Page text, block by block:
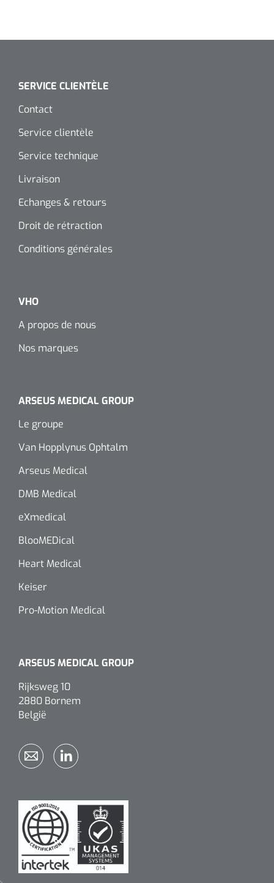
SERVICE CLIENTÈLE
Contact
Service clientèle
Service technique
Livraison
Echanges & retours
Droit de rétraction
Conditions générales
VHO
A propos de nous
Nos marques
ARSEUS MEDICAL GROUP
Le groupe
Van Hopplynus Ophtalm
Arseus Medical
DMB Medical
eXmedical
BlooMEDical
Heart Medical
Keiser
Pro-Motion Medical
ARSEUS MEDICAL GROUP
Rijksweg 10
2880 Bornem
België